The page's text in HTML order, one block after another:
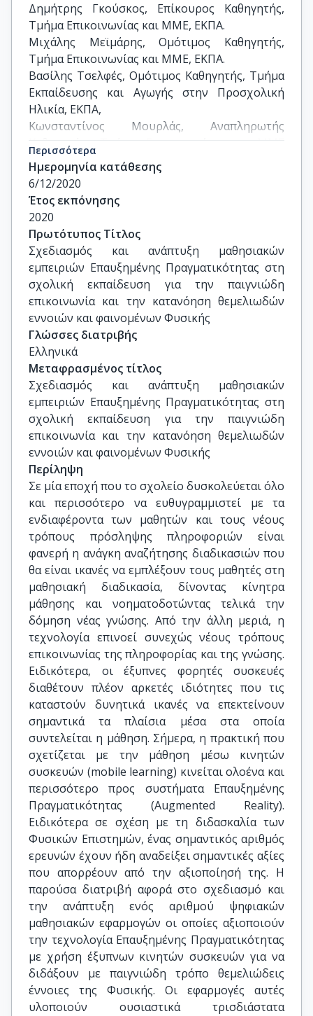
Δημήτρης Γκούσκος, Επίκουρος Καθηγητής,
Τμήμα Επικοινωνίας και ΜΜΕ, ΕΚΠΑ.
Μιχάλης Μεϊμάρης, Ομότιμος Καθηγητής,
Τμήμα Επικοινωνίας και ΜΜΕ, ΕΚΠΑ.
Βασίλης Τσελφές, Ομότιμος Καθηγητής, Τμήμα
Εκπαίδευσης και Αγωγής στην Προσχολική
Ηλικία, ΕΚΠΑ,
Κωνσταντίνος Μουρλάς, Αναπληρωτής
Καθηγητής, Τμήμα Επικοινωνίας και ΜΜΕ
ΕΚΠΑ.
Δημήτρης Χαρίτος, Αναπληρωτής Καθηγητής,
Τμήμα Επικοινωνίας και ΜΜΕ, ΕΚΠΑ.
Μαρία Ραγκούση, Καθηγήτρια, Τμήμα
Ηλεκτρολόγων και Ηλεκτρονικών Μηχανικών,
Πανεπιστήμιο Δυτικής Αττικής.
Κυπαρισσία Παπανικολάου, Αναπληρώτρια
Καθηγήτρια, Παιδαγωγικό Τμήμα Ανώτατη
Σχολή Παιδαγωγικής & Τεχνολογικής
Εκπαίδευσης.
Περισσότερα
Ημερομηνία κατάθεσης
6/12/2020
Έτος εκπόνησης
2020
Πρωτότυπος Τίτλος
Σχεδιασμός και ανάπτυξη μαθησιακών
εμπειριών Επαυξημένης Πραγματικότητας στη
σχολική εκπαίδευση για την παιγνιώδη
επικοινωνία και την κατανόηση θεμελιωδών
εννοιών και φαινομένων Φυσικής
Γλώσσες διατριβής
Ελληνικά
Μεταφρασμένος τίτλος
Σχεδιασμός και ανάπτυξη μαθησιακών
εμπειριών Επαυξημένης Πραγματικότητας στη
σχολική εκπαίδευση για την παιγνιώδη
επικοινωνία και την κατανόηση θεμελιωδών
εννοιών και φαινομένων Φυσικής
Περίληψη
Σε μία εποχή που το σχολείο δυσκολεύεται όλο
και περισσότερο να ευθυγραμμιστεί με τα
ενδιαφέροντα των μαθητών και τους νέους
τρόπους πρόσληψης πληροφοριών είναι
φανερή η ανάγκη αναζήτησης διαδικασιών που
θα είναι ικανές να εμπλέξουν τους μαθητές στη
μαθησιακή διαδικασία, δίνοντας κίνητρα
μάθησης και νοηματοδοτώντας τελικά την
δόμηση νέας γνώσης. Από την άλλη μεριά, η
τεχνολογία επινοεί συνεχώς νέους τρόπους
επικοινωνίας της πληροφορίας και της γνώσης.
Ειδικότερα, οι έξυπνες φορητές συσκευές
διαθέτουν πλέον αρκετές ιδιότητες που τις
καταστούν δυνητικά ικανές να επεκτείνουν
σημαντικά τα πλαίσια μέσα στα οποία
συντελείται η μάθηση. Σήμερα, η πρακτική που
σχετίζεται με την μάθηση μέσω κινητών
συσκευών (mobile learning) κινείται ολοένα και
περισσότερο προς συστήματα Επαυξημένης
Πραγματικότητας (Augmented Reality).
Ειδικότερα σε σχέση με τη διδασκαλία των
Φυσικών Επιστημών, ένας σημαντικός αριθμός
ερευνών έχουν ήδη αναδείξει σημαντικές αξίες
που απορρέουν από την αξιοποίησή της. Η
παρούσα διατριβή αφορά στο σχεδιασμό και
την ανάπτυξη ενός αριθμού ψηφιακών
μαθησιακών εφαρμογών οι οποίες αξιοποιούν
την τεχνολογία Επαυξημένης Πραγματικότητας
με χρήση έξυπνων κινητών συσκευών για να
διδάξουν με παιγνιώδη τρόπο θεμελιώδεις
έννοιες της Φυσικής. Οι εφαρμογές αυτές
υλοποιούν ουσιαστικά τρισδιάστατα